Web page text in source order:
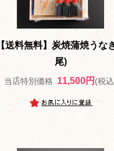
【送料無料】炭焼蒲焼うな
尾)
当店特別価格 11,500円 (税